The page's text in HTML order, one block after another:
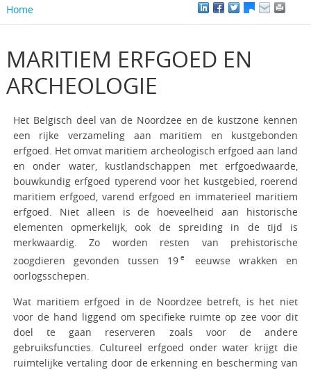
Home
MARITIEM ERFGOED EN
ARCHEOLOGIE
Het Belgisch deel van de Noordzee en de kustzone kennen
een rijke verzameling aan maritiem en kustgebonden
erfgoed. Het omvat maritiem archeologisch erfgoed aan land
en onder water, kustlandschappen met erfgoedwaarde,
bouwkundig erfgoed typerend voor het kustgebied, roerend
maritiem erfgoed, varend erfgoed en immaterieel maritiem
erfgoed. Niet alleen is de hoeveelheid aan historische
elementen opmerkelijk, ook de spreiding in de tijd is
merkwaardig. Zo worden resten van prehistorische
zoogdieren gevonden tussen 19 e
eeuwse wrakken en
oorlogsschepen.
Wat maritiem erfgoed in de Noordzee betreft, is het niet
voor de hand liggend om specifieke ruimte op zee voor dit
doel te gaan reserveren zoals voor de andere
gebruiksfuncties. Cultureel erfgoed onder water krijgt die
ruimtelijke vertaling door de erkenning en bescherming van